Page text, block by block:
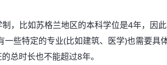
，比如苏格兰地区的本科学位是4年，因
一些特定的专业(比如建筑、医学)也需要具
总时长也不能超过8年。